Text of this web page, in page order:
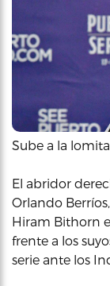
Sube a la
El abridor
Orlando
Hiram Bithorn
frente a los
serie ante los